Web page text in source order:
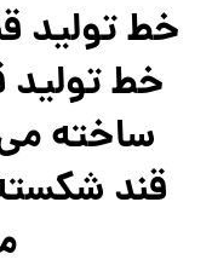
خط تولید
خط
ساخته
قند